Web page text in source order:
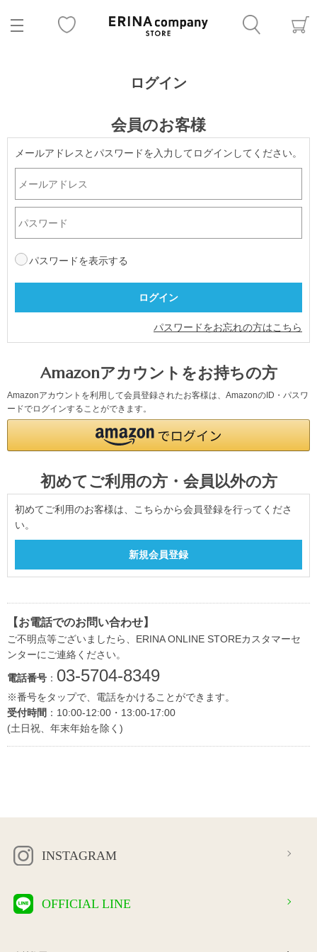
ログイン
会員のお客様
メールアドレスとパスワードを入力してログインしてください。
パスワードを表示する
パスワードをお忘れの方はこちら
Amazonアカウントをお持ちの方
Amazonアカウントを利用して会員登録されたお客様は、AmazonのID・パスワ
ードでログインすることができます。
初めてご利用の方・会員以外の方
初めてご利用のお客様は、こちらから会員登録を行ってくださ
い。
【お電話でのお問い合わせ】
ご不明点等ございましたら、ERINA ONLINE STOREカスタマーセ
ンターにご連絡ください。
電話番号 ： 03-5704-8349
※番号をタップで、電話をかけることができます。
受付時間 ：10:00-12:00・13:00-17:00
(土日祝、年末年始を除く)
INSTAGRAM
OFFICIAL LINE